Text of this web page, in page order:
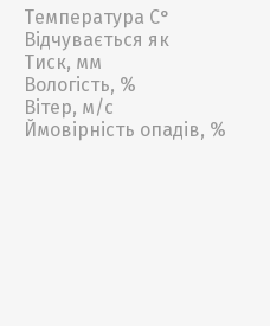
Температура С°
Відчувається як
Тиск, мм
Вологість, %
Вітер, м/с
Ймовірність опадів, %